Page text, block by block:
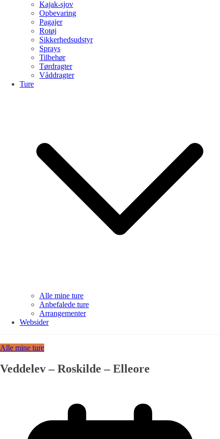
Kajak-sjov
Opbevaring
Pagajer
Rotøj
Sikkerhedsudstyr
Sprays
Tilbehør
Tørdragter
Våddragter
Ture
Alle mine ture
Anbefalede ture
Arrangementer
Websider
Alle mine ture
Veddelev – Roskilde – Elleore